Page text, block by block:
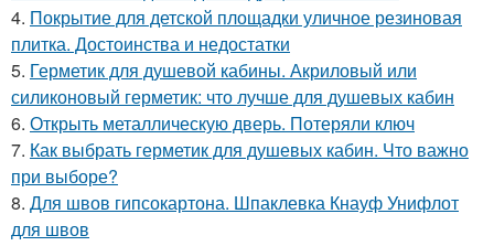
4. Покрытие для детской площадки уличное резиновая
плитка. Достоинства и недостатки
5. Герметик для душевой кабины. Акриловый или
силиконовый герметик: что лучше для душевых кабин
6. Открыть металлическую дверь. Потеряли ключ
7. Как выбрать герметик для душевых кабин. Что важно
при выборе?
8. Для швов гипсокартона. Шпаклевка Кнауф Унифлот
для швов